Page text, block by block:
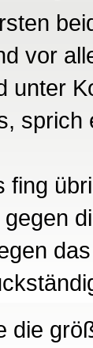
vor
unter
fing
die